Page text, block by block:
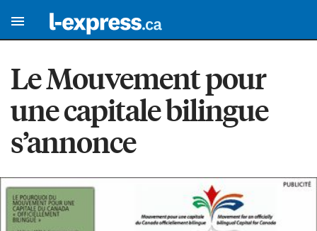
Le Mouvement pour
une capitale bilingue
s’annonce